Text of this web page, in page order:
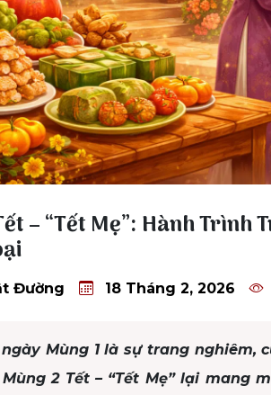
– “Tết Mẹ”: Hành Trình
Đường 18 Tháng 2, 2026
Mùng 1 là sự trang nghiêm,
2 Tết – “Tết Mẹ” lại mang